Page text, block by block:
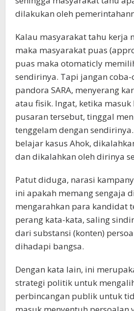
dilakukan oleh
Kalau masyarakat tahu kerja
maka masyarakat puas
puas maka otomaticly
sendirinya. Tapi jangan
pandora SARA, menyerang
atau fisik. Ingat, ketika masuk
pusaran tersebut, tinggal
tenggelam dengan
belajar kasus Ahok,
dan dikalahkan oleh dirinya
Patut diduga, narasi
ini apakah memang sengaja
mengarahkan para kandidat
perang kata-kata, saling
dari substansi (konten)
dihadapi bangsa.
Dengan kata lain, ini
strategi politik untuk
perbincangan publik untuk